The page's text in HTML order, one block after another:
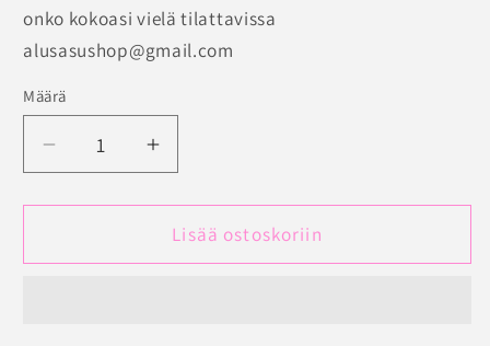
onko kokoasi vielä tilattavissa
alusasushop@gmail.com
Määrä
Määrä
Vähennä
tuotteen
Korkeavyötäröiset
PrimaDonna
Lisää
tuotteen
Korkeavyötäröiset
alushousut
PrimaDonna
Lisää ostoskoriin